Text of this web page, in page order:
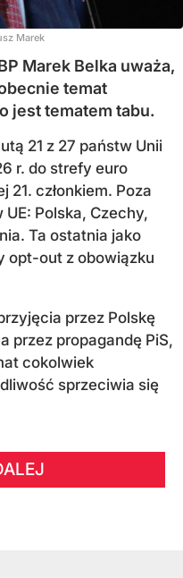
Marek
Marek Belka uważa,
temat
jest tematem tabu.
21 z 27 państw Unii
r. do strefy euro
21. członkiem. Poza
UE: Polska, Czechy,
. Ta ostatnia jako
opt-out z obowiązku
przez Polskę
przez propagandę PiS,
cokolwiek
sprzeciwia się